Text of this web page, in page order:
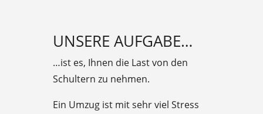
UNSERE AUFGABE…
…ist es, Ihnen die Last von den
Schultern zu nehmen.
Ein Umzug ist mit sehr viel Stress